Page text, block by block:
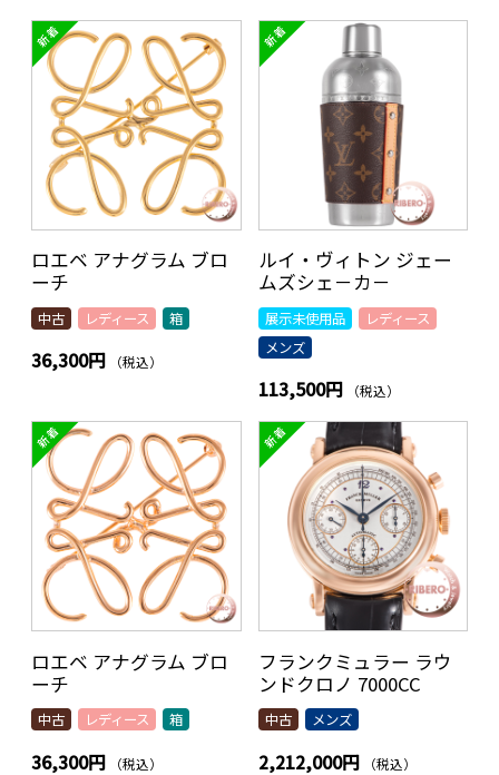
ロエベ アナグラム ブロ
ーチ
中古 レディース 箱
36,300円 （税込）
ルイ・ヴィトン ジェー
ムズシェ－カ－
展示未使用品
レディース
メンズ
113,500円 （税込）
ロエベ アナグラム ブロ
ーチ
中古 レディース 箱
36,300円 （税込）
フランクミュラー ラウ
ンドクロノ 7000CC
中古 メンズ
2,212,000円 （税込）